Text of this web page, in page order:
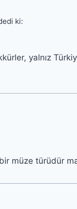
ki:
yalnız
müze türüdür